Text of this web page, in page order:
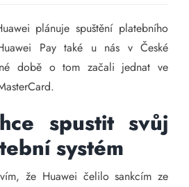
Kontakt
plánuje spuštění platebního
Pay také u nás v České
době o tom začali jednat ve
spustit svůj
systém
že Huawei čelilo sankcím ze